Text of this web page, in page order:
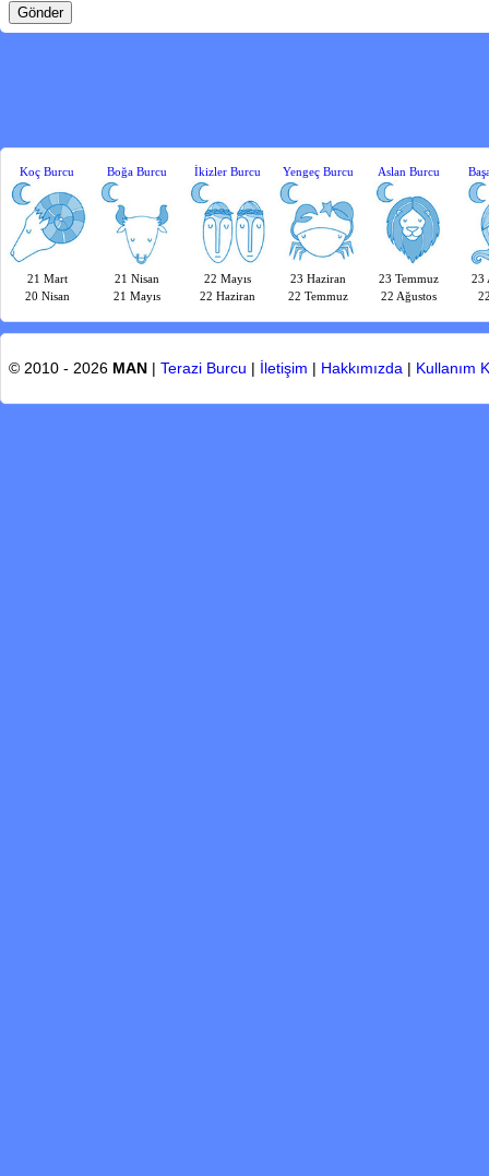
Koç Burcu
21 Mart
20 Nisan
Boğa Burcu
21 Nisan
21 Mayıs
İkizler Burcu
22 Mayıs
22 Haziran
Yengeç Burcu
23 Haziran
22 Temmuz
Aslan Burcu
23 Temmuz
22 Ağustos
23
© 2010 - 2026 MAN | Terazi Burcu | İletişim | Hakkımızda | Kullanım